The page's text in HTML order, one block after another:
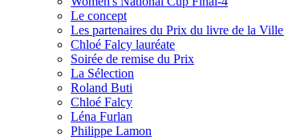
Le concept
Les partenaires du Prix du livre de la
Chloé Falcy lauréate
Soirée de remise du Prix
La Sélection
Roland Buti
Chloé Falcy
Léna Furlan
Philippe Lamon